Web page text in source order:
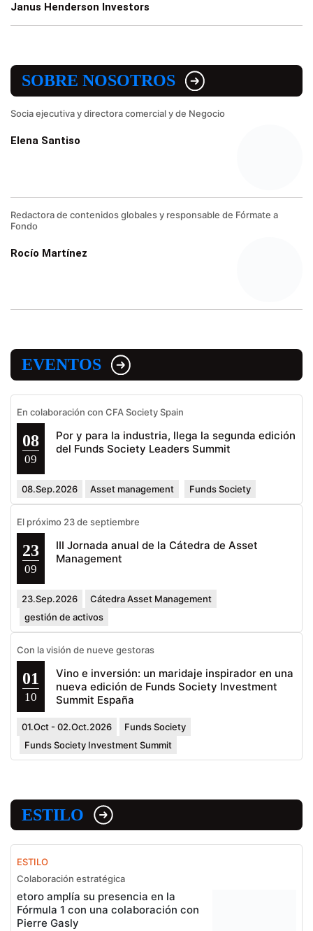
Janus Henderson Investors
SOBRE NOSOTROS
Socia ejecutiva y directora comercial y de Negocio
Elena Santiso
Redactora de contenidos globales y responsable de Fórmate a
Fondo
Rocío Martínez
EVENTOS
En colaboración con CFA Society Spain
08
09
Por y para la industria, llega la segunda edición
del Funds Society Leaders Summit
08.Sep.2026 Asset management Funds Society
El próximo 23 de septiembre
23
09
III Jornada anual de la Cátedra de Asset
Management
23.Sep.2026
Cátedra Asset Management
gestión de activos
Con la visión de nueve gestoras
01
10
Vino e inversión: un maridaje inspirador en una
nueva edición de Funds Society Investment
Summit España
01.Oct - 02.Oct.2026
Funds Society
Funds Society Investment Summit
ESTILO
ESTILO
Colaboración estratégica
etoro amplía su presencia en la
Fórmula 1 con una colaboración con
Pierre Gasly